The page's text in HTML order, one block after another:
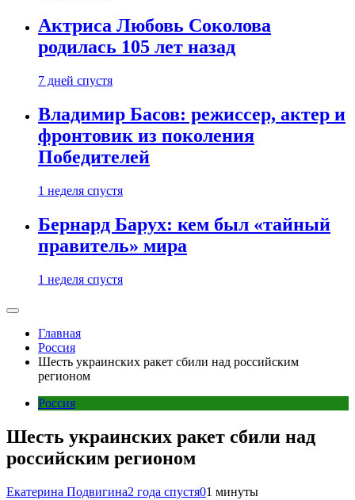
Актриса Любовь Соколова
родилась 105 лет назад
7 дней спустя
Владимир Басов: режиссер, актер и
фронтовик из поколения
Победителей
1 неделя спустя
Бернард Барух: кем был «тайный
правитель» мира
1 неделя спустя
Главная
Россия
Шесть украинских ракет сбили над российским
регионом
Россия
Шесть украинских ракет сбили над
российским регионом
Екатерина Подвигина2 года спустя01 минуты